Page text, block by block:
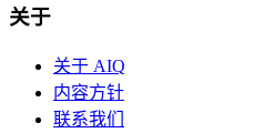
关于
关于 AIQ
内容方针
联系我们